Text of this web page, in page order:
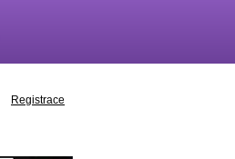
Registrace